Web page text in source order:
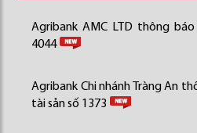
Agribank AMC LTD thông
4044
Agribank Chi nhánh Tràng An
tài sản số 1373